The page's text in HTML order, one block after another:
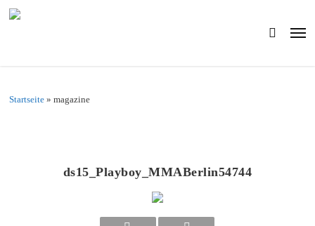
search
Startseite »magazine
ds15_Playboy_MMABerlin54744